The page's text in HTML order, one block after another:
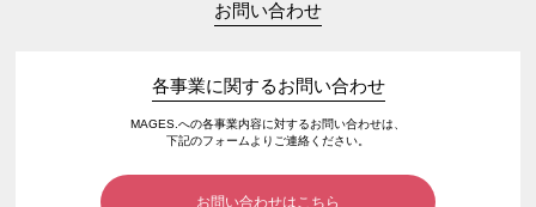
お問い合わせ
各事業に関するお問い合わせ
MAGES.への各事業内容に対するお問い合わせは、
下記のフォームよりご連絡ください。
お問い合わせはこちら